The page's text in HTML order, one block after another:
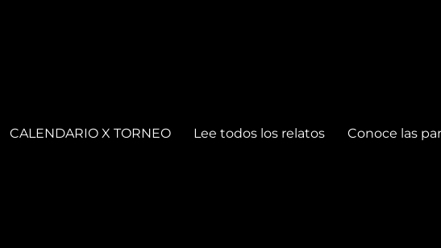
CALENDARIO X TORNEO Lee todos los relatos Conoce las